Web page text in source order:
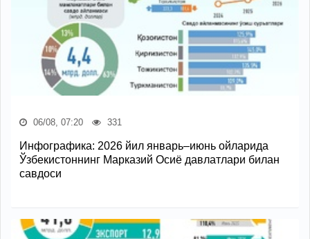
06/08, 07:20 331
Инфографика: 2026 йил январь–июнь ойларида
Ўзбекистоннинг Марказий Осиё давлатлари билан
савдоси